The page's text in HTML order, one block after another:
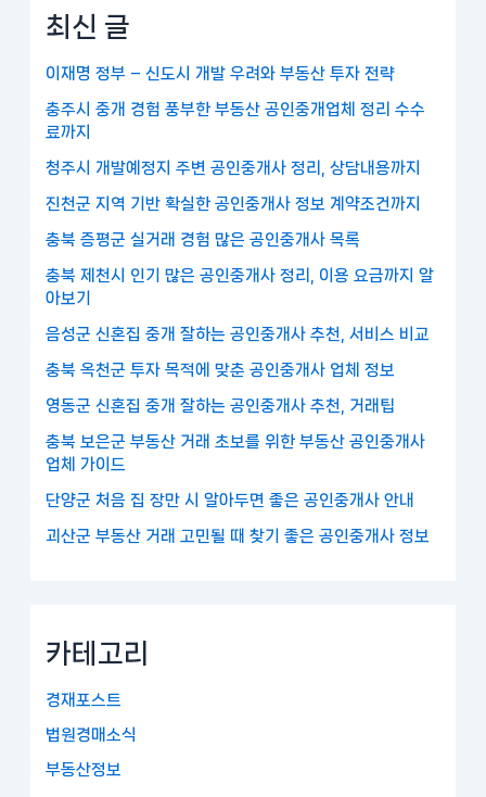
최신 글
이재명 정부 – 신도시 개발 우려와 부동산 투자 전략
충주시 중개 경험 풍부한 부동산 공인중개업체 정리 수수
료까지
청주시 개발예정지 주변 공인중개사 정리, 상담내용까지
진천군 지역 기반 확실한 공인중개사 정보 계약조건까지
충북 증평군 실거래 경험 많은 공인중개사 목록
충북 제천시 인기 많은 공인중개사 정리, 이용 요금까지 알
아보기
음성군 신혼집 중개 잘하는 공인중개사 추천, 서비스 비교
충북 옥천군 투자 목적에 맞춘 공인중개사 업체 정보
영동군 신혼집 중개 잘하는 공인중개사 추천, 거래팁
충북 보은군 부동산 거래 초보를 위한 부동산 공인중개사
업체 가이드
단양군 처음 집 장만 시 알아두면 좋은 공인중개사 안내
괴산군 부동산 거래 고민될 때 찾기 좋은 공인중개사 정보
카테고리
경재포스트
법원경매소식
부동산정보